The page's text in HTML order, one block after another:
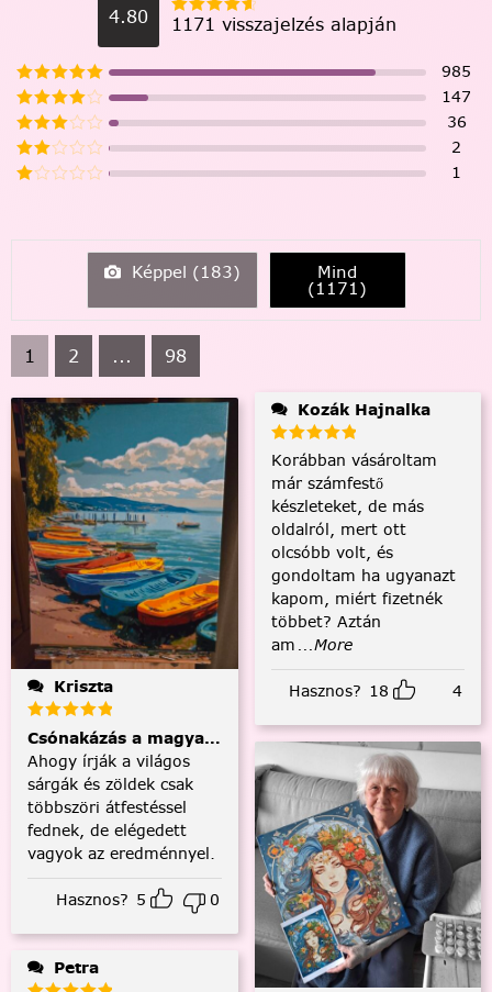
4.80 1171 visszajelzés alapján
985
147
36
2
1
Képpel (183) Mind
(1171)
1 2 ... 98
Kriszta
Csónakázás a magyar tengeren
Ahogy írják a világos
sárgák és zöldek csak
többszöri átfestéssel
fednek, de elégedett
vagyok az eredménnyel.
Hasznos? 5 0
Petra
Kozák Hajnalka
Korábban vásároltam
már számfestő
készleteket, de más
oldalról, mert ott
olcsóbb volt, és
gondoltam ha ugyanazt
kapom, miért fizetnék
többet? Aztán
am ...More
Hasznos? 18 4